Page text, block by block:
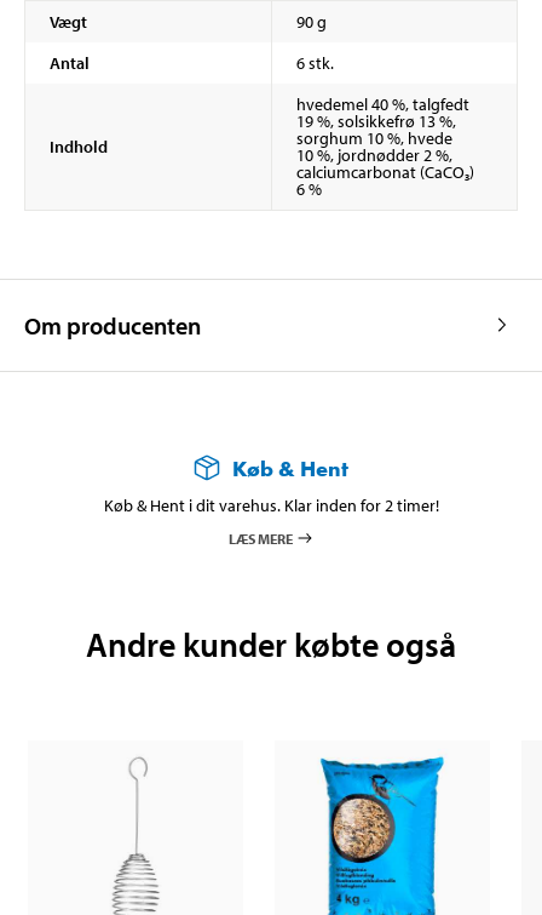
Vægt
90 g
Antal
6 stk.
Indhold
hvedemel 40 %, talgfedt
19 %, solsikkefrø 13 %,
sorghum 10 %, hvede
10 %, jordnødder 2 %,
calciumcarbonat (CaCO₃)
6 %
Om producenten
Køb & Hent
Køb & Hent i dit varehus. Klar inden for 2 timer!
LÆS MERE
Andre kunder købte også